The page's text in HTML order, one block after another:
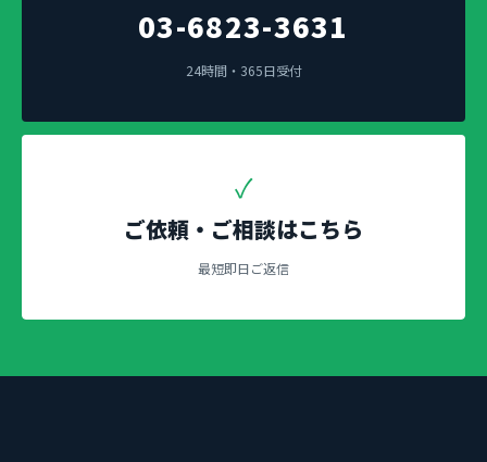
03-6823-3631
24時間・365日受付
✓
ご依頼・ご相談はこちら
最短即日ご返信